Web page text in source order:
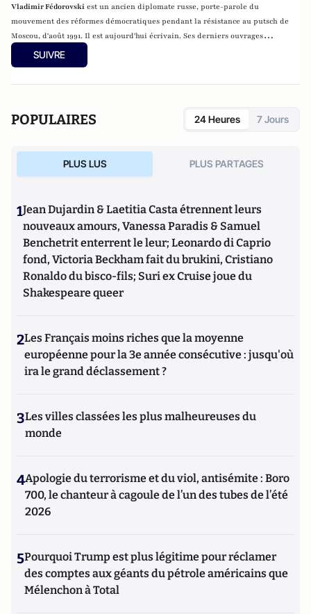
Vladimir Fédorovski est un ancien diplomate russe, porte-parole du
mouvement des réformes démocratiques pendant la résistance au putsch de
Moscou, d'août 1991. Il est aujourd'hui écrivain. Ses derniers ouvrages
s'intitulent :Le Roman des espionnes
de Moscou, publiés aux Éditions du Rocher.
SUIVRE
POPULAIRES 24 Heures 7 Jours
PLUS LUS PLUS PARTAGES
1Jean Dujardin & Laetitia Casta étrennent leurs
nouveaux amours, Vanessa Paradis & Samuel
Benchetrit enterrent le leur; Leonardo di Caprio
fond, Victoria Beckham fait du brukini, Cristiano
Ronaldo du bisco-fils; Suri ex Cruise joue du
Shakespeare queer
2Les Français moins riches que la moyenne
européenne pour la 3e année consécutive : jusqu'où
ira le grand déclassement ?
3Les villes classées les plus malheureuses du
monde
4Apologie du terrorisme et du viol, antisémite : Boro
700, le chanteur à cagoule de l’un des tubes de l’été
2026
5Pourquoi Trump est plus légitime pour réclamer
des comptes aux géants du pétrole américains que
Mélenchon à Total